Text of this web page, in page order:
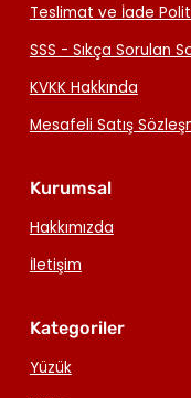
Teslimat ve İade
SSS - Sıkça Sorulan
KVKK Hakkında
Mesafeli Satış
Kurumsal
Hakkımızda
İletişim
Kategoriler
Yüzük